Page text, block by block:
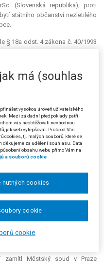
(Slovenská republika), proti
státního občanství nezletilého
§ 18a odst. 4 zákona č. 40/1993
pro nezletilého syna Róberta
lhůty bylo zapříčiněno odpíráním
ze dne 18. 6. 2002
v době jeho učinění byl nezletilý
zákonná podmínka.
ze dne 13. 11. 2002
správního orgánu I. stupně
pro prohlášení o nabytí
§ 28 odst. 2 správního řádu,
stanovené pro provedení
správního řízení. V § 18a odst. 4
žádná lhůta pro provedení
kdy lze relevantně učinit
pro nezletilé dítě. Správní
– věk dítěte – splněna, není
zamítl Městský soud v Praze
má (souhlas
vysokou úroveň uživatelského
Mezi základní předpoklady patří
vás neobtěžovali nevhodnou
jak web vylepšovat. Proto od Vás
cookies, tj. malých souborů, které se
děkujeme za udělení souhlasu. Data
obsahu webu přímo Vám na
a souborů cookie
cookie
nutných cookies
cookie